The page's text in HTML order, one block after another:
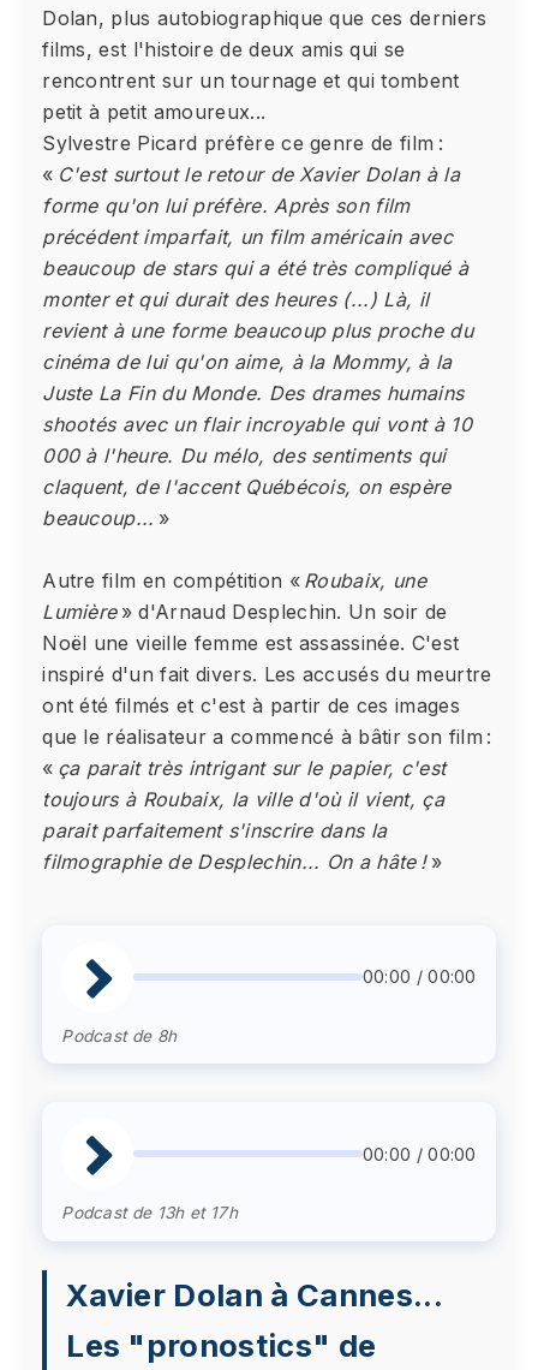
Dolan, plus autobiographique que ces derniers
films, est l'histoire de deux amis qui se
rencontrent sur un tournage et qui tombent
petit à petit amoureux...
Sylvestre Picard préfère ce genre de film :
« C'est surtout le retour de Xavier Dolan à la
forme qu'on lui préfère. Après son film
précédent imparfait, un film américain avec
beaucoup de stars qui a été très compliqué à
monter et qui durait des heures (...) Là, il
revient à une forme beaucoup plus proche du
cinéma de lui qu'on aime, à la Mommy, à la
Juste La Fin du Monde. Des drames humains
shootés avec un flair incroyable qui vont à 10
000 à l'heure. Du mélo, des sentiments qui
claquent, de l'accent Québécois, on espère
beaucoup... »
Autre film en compétition « Roubaix, une
Lumière» d'Arnaud Desplechin. Un soir de
Noël une vieille femme est assassinée. C'est
inspiré d'un fait divers. Les accusés du meurtre
ont été filmés et c'est à partir de ces images
que le réalisateur a commencé à bâtir son film :
« ça parait très intrigant sur le papier, c'est
toujours à Roubaix, la ville d'où il vient, ça
parait parfaitement s'inscrire dans la
filmographie de Desplechin... On a hâte !»
00:00 / 00:00
Podcast de 8h
00:00 / 00:00
Podcast de 13h et 17h
Xavier Dolan à Cannes...
Les "pronostics" de